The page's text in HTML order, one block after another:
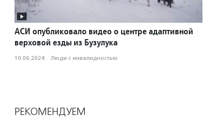
АСИ опубликовало видео о центре адаптивной
верховой езды из Бузулука
10.06.2024 · Люди с инвалидностью
РЕКОМЕНДУЕМ